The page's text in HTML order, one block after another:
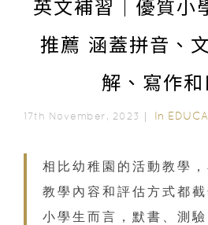
英文補習｜優質小
推薦 涵蓋拼音、
解、寫作和
17th November, 2023｜ In
相比幼稚園的活動教學
教學內容和評估方式都
小學生而言，默書、測